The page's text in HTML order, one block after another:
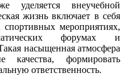
уделяется внеучебной
жизнь включает в себя
спортивных мероприятиях,
форумах и
насыщенная атмосфера
качества, формировать
ответственность.